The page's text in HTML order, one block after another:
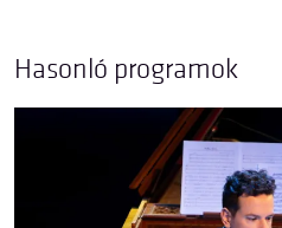
Hasonló programok